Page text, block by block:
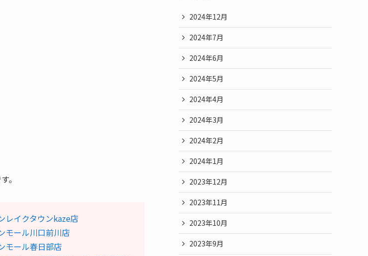
。
レイクタウンkaze店
モール川口前川店
モール春日部店
2024年12月
2024年7月
2024年6月
2024年5月
2024年4月
2024年3月
2024年2月
2024年1月
2023年12月
2023年11月
2023年10月
2023年9月